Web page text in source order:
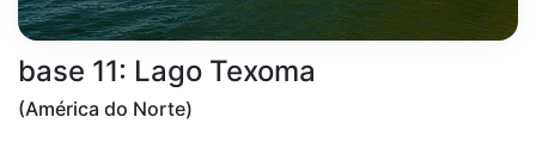
base 11: Lago Texoma
(América do Norte)